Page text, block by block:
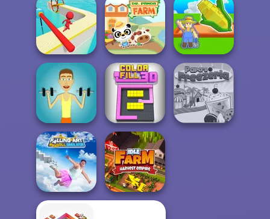
Fun Race 3D Dr. Panda Farm
My Garden
Journey
Muscle Clicker Color Fill 3D